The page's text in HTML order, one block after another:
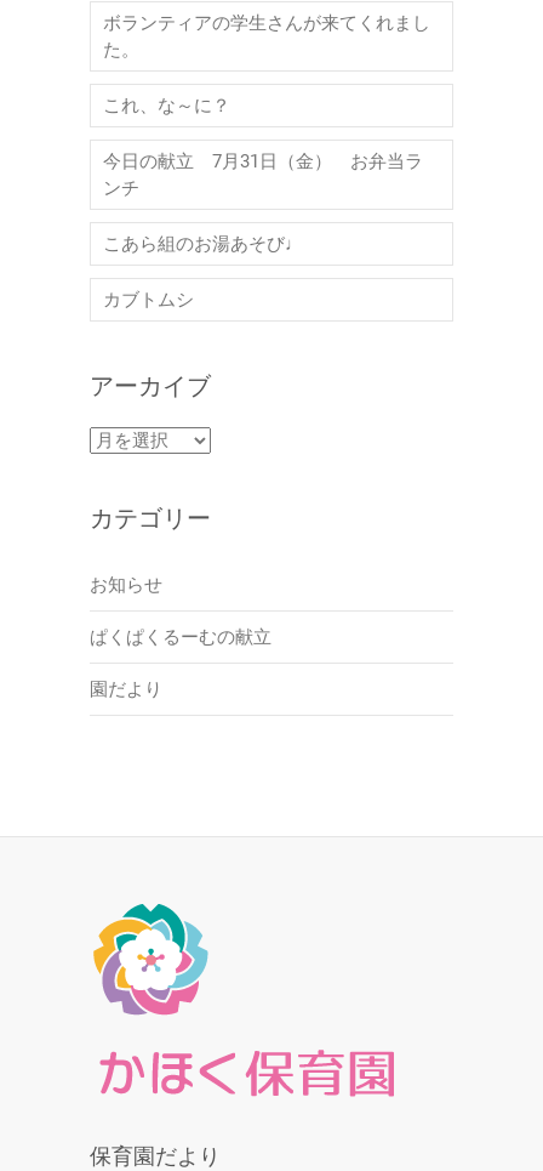
ボランティアの学生さんが来てくれまし
た。
これ、な～に？
今日の献立 7月31日（金） お弁当ラ
ンチ
こあら組のお湯あそび♩
カブトムシ
アーカイブ
ア
イ
カテゴリー
お知らせ
ぱくぱくるーむの献立
園だより
保育園だより